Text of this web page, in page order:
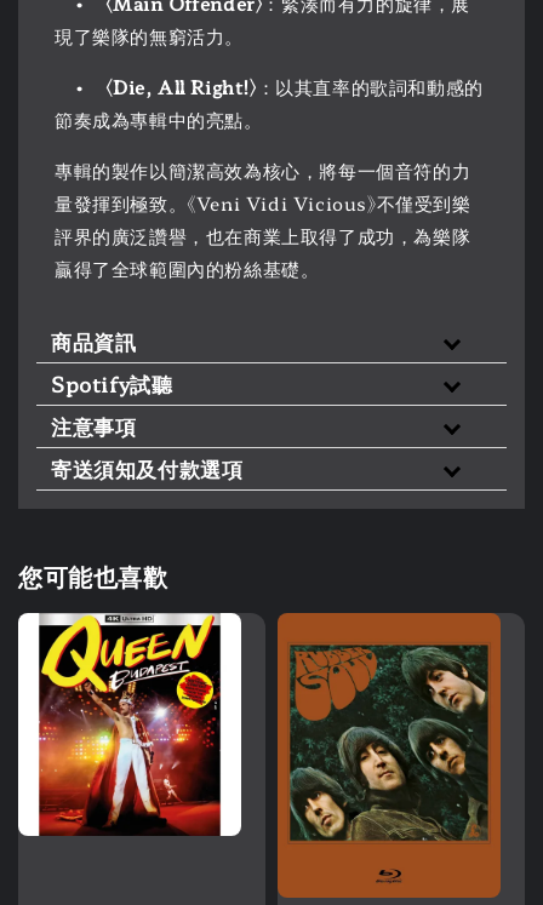
現了樂隊的無窮活力。
• 〈Die, All Right!〉 ：以其直率的歌詞和動感的
節奏成為專輯中的亮點。
專輯的製作以簡潔高效為核心，將每一個音符的力
量發揮到極致。《Veni Vidi Vicious》不僅受到樂
評界的廣泛讚譽，也在商業上取得了成功，為樂隊
贏得了全球範圍內的粉絲基礎。
商品資訊
Spotify試聽
注意事項
寄送須知及付款選項
您可能也喜歡